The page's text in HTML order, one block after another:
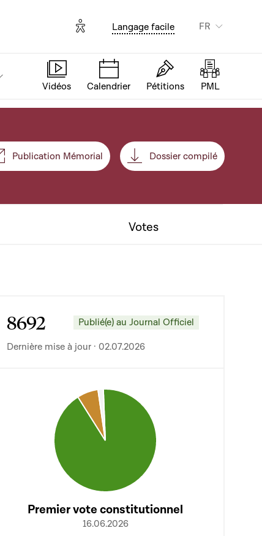
Options d'accessibilité
Langage facile FR
Vidéos Calendrier Pétitions PML
Publication Mémorial Dossier compilé
Votes
8692 Publié(e) au Journal Officiel
Dernière mise à jour · 02.07.2026
Premier vote constitutionnel
16.06.2026